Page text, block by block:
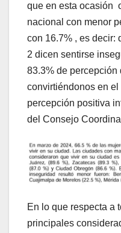
que en esta ocasión
nacional con menor
con 16.7% , es decir:
2 dicen sentirse
83.3% de percepción
convirtiéndonos en
percepción positiva
del Consejo
En lo que respecta a
principales